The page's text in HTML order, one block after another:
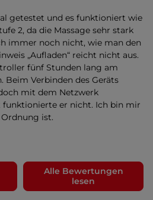
getestet und es funktioniert wie
2, da die Massage sehr stark
immer noch nicht, wie man den
„Aufladen“ reicht nicht aus.
fünf Stunden lang am
Beim Verbinden des Geräts
mit dem Netzwerk
funktionierte er nicht. Ich bin mir
ist.
Alle Bewertungen
lesen